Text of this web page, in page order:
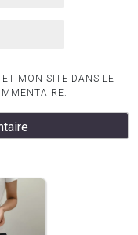
MON SITE DANS LE